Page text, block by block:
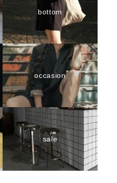
bottom
occasion
sale